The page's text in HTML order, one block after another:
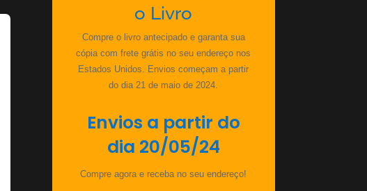
o Livro
Compre o livro antecipado e garanta sua
cópia com frete grátis no seu endereço nos
Estados Unidos. Envios começam a partir
do dia 21 de maio de 2024.
Envios a partir do
dia 20/05/24
Compre agora e receba no seu endereço!